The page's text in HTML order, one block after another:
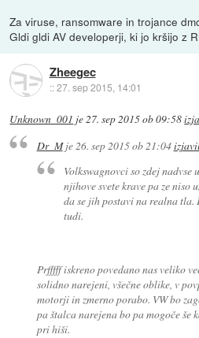
Za viruse, ransomware in trojance
Gldi gldi AV developerji, ki jo kršijo z
Zheegec
::27. sep 2015, 14:01
Unknown_001 je27. sep 2015 ob 09:58
Dr_Mje 26. sep 2015 ob 21:04
Volkswagnovci so zdej nadvse
njihove svete krave pa ze niso
da se jih postavi na realna tla.
tudi.
Prfffff iskreno povedano nas veliko
solidno narejeni, všečne oblike, v
motorji in zmerno porabo. VW bo
pa štalca narejena bo pa mogoče še
pri hiši.